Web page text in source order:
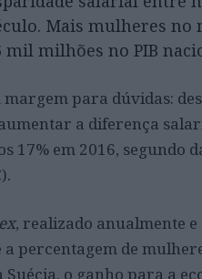
Mais mulheres
milhões no PIB
para dúvidas:
a diferença
17% em 2016, segundo
, realizado anualmente e
percentagem de
o ganho para a